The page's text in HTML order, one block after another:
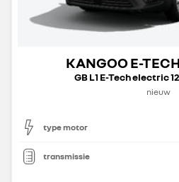
KANGOO E-
GB L1 E-Tech electric
nieuw
type motor
transmissie